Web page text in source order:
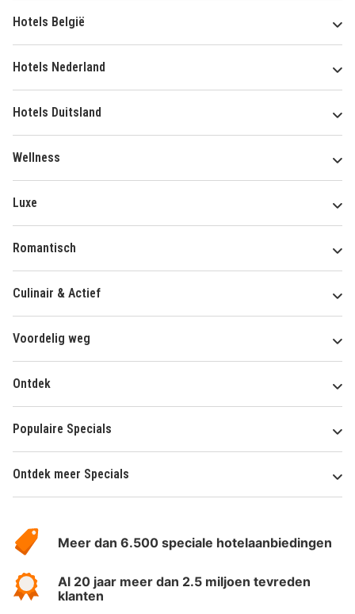
Hotels België
Hotels Nederland
Hotels Duitsland
Wellness
Luxe
Romantisch
Culinair & Actief
Voordelig weg
Ontdek
Populaire Specials
Ontdek meer Specials
HotelSpecials
Meer dan 6.500 speciale hotelaanbiedingen
Al 20 jaar meer dan 2.5 miljoen tevreden
klanten